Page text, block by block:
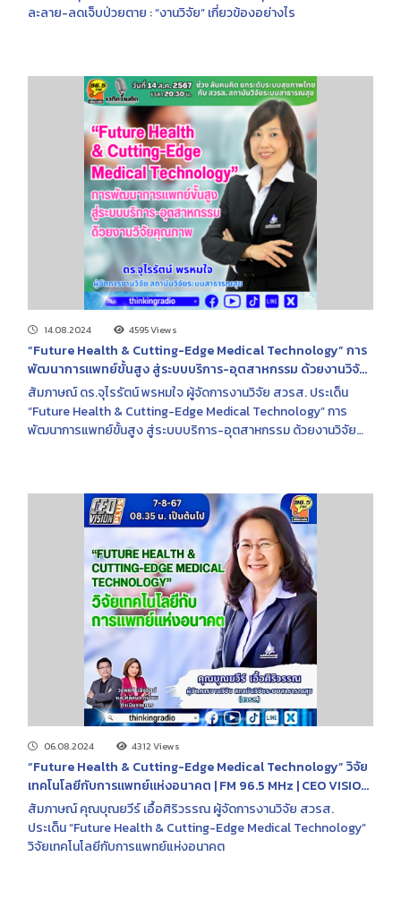
ละลาย-ลดเจ็บป่วยตาย : “งานวิจัย” เกี่ยวข้องอย่างไร
14.08.2024 4595 Views
“Future Health & Cutting-Edge Medical Technology” การ
พัฒนาการแพทย์ขั้นสูง สู่ระบบบริการ-อุตสาหกรรม ด้วยงานวิจัย
คุณภาพ | FM 96.5 MHz | เวทีความคิด | 14 ส.ค. 2567
สัมภาษณ์ ดร.จุไรรัตน์ พรหมใจ ผู้จัดการงานวิจัย สวรส. ประเด็น
“Future Health & Cutting-Edge Medical Technology” การ
พัฒนาการแพทย์ขั้นสูง สู่ระบบบริการ-อุตสาหกรรม ด้วยงานวิจัย
06.08.2024 4312 Views
“Future Health & Cutting-Edge Medical Technology” วิจัย
เทคโนโลยีกับการแพทย์แห่งอนาคต | FM 96.5 MHz | CEO VISION
PLUS | 7 ส.ค. 2567
สัมภาษณ์ คุณบุณยวีร์ เอื้อศิริวรรณ ผู้จัดการงานวิจัย สวรส.
ประเด็น “Future Health & Cutting-Edge Medical Technology”
วิจัยเทคโนโลยีกับการแพทย์แห่งอนาคต